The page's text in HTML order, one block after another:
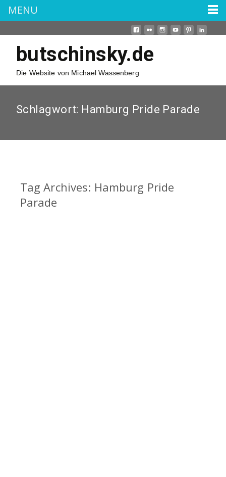
butschinsky.de
Die Website von Michael Wassenberg
Schlagwort: Hamburg Pride Parade
Tag Archives: Hamburg Pride
Parade
MENU